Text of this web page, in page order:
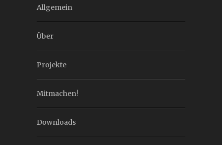
Allgemein
Über
Projekte
Mitmachen!
Downloads